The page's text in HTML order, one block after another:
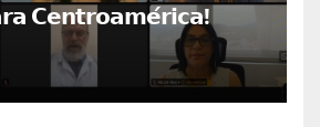
𝗖𝗲𝗻𝘁𝗿𝗼𝗮𝗺𝗲́𝗿𝗶𝗰𝗮!